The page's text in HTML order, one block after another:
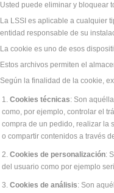
Usted puede eliminar y bloquear
La LSSI es aplicable a cualquier
entidad responsable de su
La cookie es uno de esos
Estos archivos permiten el
Según la finalidad de la cookie,
Cookies técnicas: Son
como, por ejemplo, controlar el
compra de un pedido, realizar la
o compartir contenidos a través
Cookies de personalización:
del usuario como por ejemplo
Cookies de análisis: Son